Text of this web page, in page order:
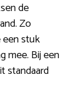
de
Zo
een stuk
mee. Bij een
standaard